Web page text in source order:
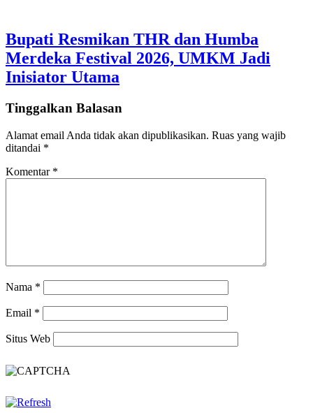
Bupati Resmikan THR dan Humba
Merdeka Festival 2026, UMKM Jadi
Inisiator Utama
Tinggalkan Balasan
Alamat email Anda tidak akan dipublikasikan. Ruas yang wajib
ditandai *
Komentar *
Nama *
Email *
Situs Web